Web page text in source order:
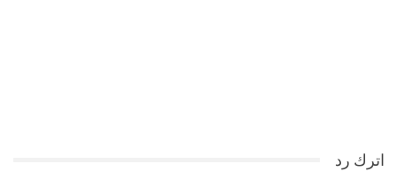
اترك رد